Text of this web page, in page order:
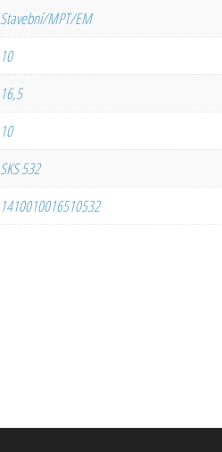
Stavební/MPT/EM
10
16,5
10
SKS 532
1410010016510532